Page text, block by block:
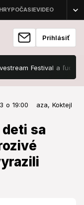
Prihlásiť
Festival a ľudia zažili
o 19:00 aza, Koktejl
sa
sa chceli
z
desivé.